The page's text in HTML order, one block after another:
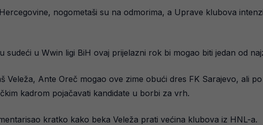
nogometaši su na odmorima, a Uprave klubova
u Wwin ligi BiH ovaj prijelazni rok bi mogao biti jedan od
Veleža, Ante Oreč mogao ove zime obući dres FK Sarajevo, ali
kadrom pojačavati kandidate u borbi za vrh.
kratko kako beka Veleža prati većina klubova iz HNL-a.